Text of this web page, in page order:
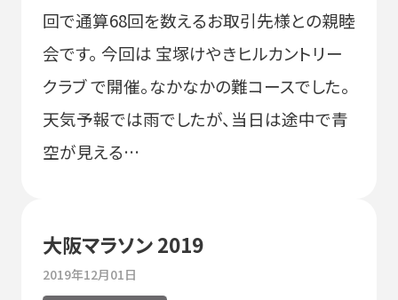
回で通算68回を数えるお取引先様との親睦
会です。 今回は 宝塚けやきヒルカントリー
クラブ で開催。なかなかの難コースでした。
天気予報では雨でしたが、当日は途中で青
空が見える…
大阪マラソン 2019
2019年12月01日